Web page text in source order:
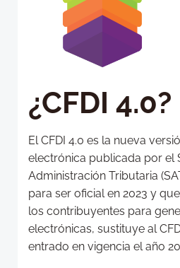
¿CFDI 4.0?
El CFDI 4.0 es la nueva
electrónica publicada por el
Administración Tributaria
para ser oficial en 2023 y
los contribuyentes para
electrónicas, sustituye al
entrado en vigencia el año